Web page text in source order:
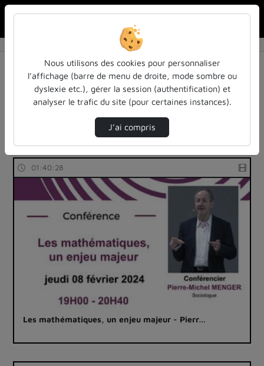
Résultats de la recherche
Filtres actifs (cliquer pour en retirer) :
colloques-et-conferences
cycle-sciences-et-societe-iecl
universite-de-lorraine
3 vidéos trouvées
01:40:28
Les mathématiques, un enjeu majeur - Pierr…
Nous utilisons des cookies pour personnaliser
l’affichage (barre de menu de droite, mode sombre ou
dyslexie etc.), gérer la session (authentification) et
analyser le trafic du site (pour certaines instances).
J’ai compris